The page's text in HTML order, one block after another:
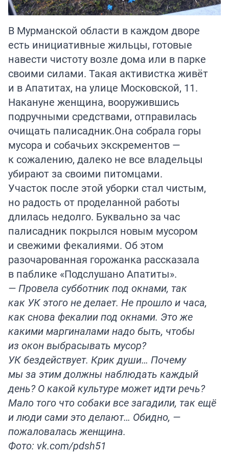
В Мурманской области в каждом дворе
есть инициативные жильцы, готовые
навести чистоту возле дома или в парке
своими силами. Такая активистка живёт
и в Апатитах, на улице Московской, 11.
Накануне женщина, вооружившись
подручными средствами, отправилась
очищать палисадник.Она собрала горы
мусора и собачьих экскрементов —
к сожалению, далеко не все владельцы
убирают за своими питомцами.
Участок после этой уборки стал чистым,
но радость от проделанной работы
длилась недолго. Буквально за час
палисадник покрылся новым мусором
и свежими фекалиями. Об этом
разочарованная горожанка рассказала
в паблике «Подслушано Апатиты».
— Провела субботник под окнами, так
как УК этого не делает. Не прошло и часа,
как снова фекалии под окнами. Это же
какими маргиналами надо быть, чтобы
из окон выбрасывать мусор?
УК бездействует. Крик души… Почему
мы за этим должны наблюдать каждый
день? О какой культуре может идти речь?
Мало того что собаки все загадили, так ещё
и люди сами это делают… Обидно, —
пожаловалась женщина.
Фото: vk.com/pdsh51